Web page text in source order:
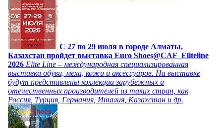
C 27 по 29 июля в городе Алматы,
Казахстан пройдет выставка Euro Shoes@CAF_Eliteline
2026 Elite Line – международная специализированная
выставка обуви, меха, кожи и аксессуаров. На выставке
будут представлены коллекции зарубежных и
отечественных производителей из таких стран, как
Россия, Турция, Германия, Италия, Казахстан и др.